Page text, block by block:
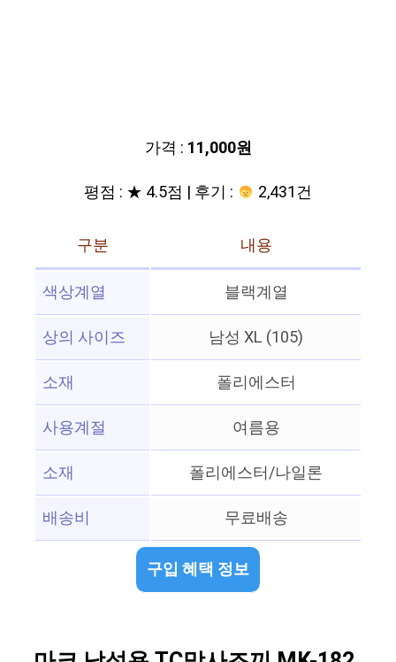
가격 : 11,000원
평점 : ★ 4.5점 | 후기 :
2,431건
구분
내용
색상계열
블랙계열
상의 사이즈
남성 XL (105)
소재
폴리에스터
사용계절
여름용
소재
폴리에스터/나일론
배송비
무료배송
구입 혜택 정보